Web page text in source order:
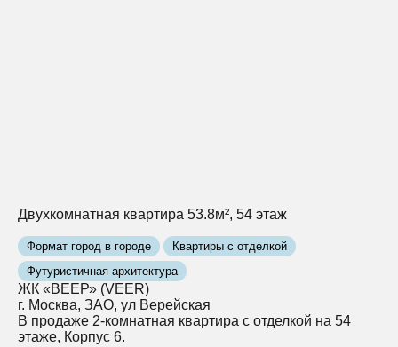
Двухкомнатная квартира 53.8м², 54 этаж
Формат город в городе
Квартиры с отделкой
Футуристичная архитектура
ЖК «ВЕЕР» (VEER)
г. Москва, ЗАО, ул Верейская
В продаже 2-комнатная квартира с отделкой на 54
этаже, Корпус 6.